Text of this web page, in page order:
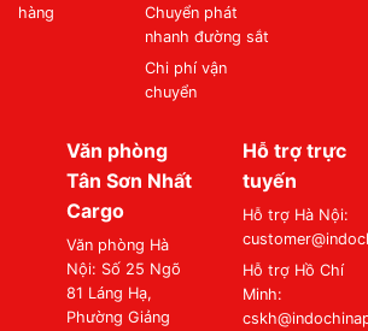
hàng
Chuyển phát
nhanh đường sắt
Chi phí vận
chuyển
Văn phòng
Tân Sơn Nhất
Cargo
Văn phòng Hà
Nội: Số 25 Ngõ
81 Láng Hạ,
Phường Giảng
Hỗ trợ trực
tuyến
Hỗ trợ Hà Nội:
Hỗ trợ Hồ Chí
Minh: